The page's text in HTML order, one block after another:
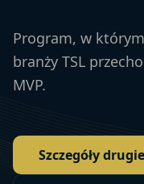
Program, w
branży TSL
MVP.
Szczegóły